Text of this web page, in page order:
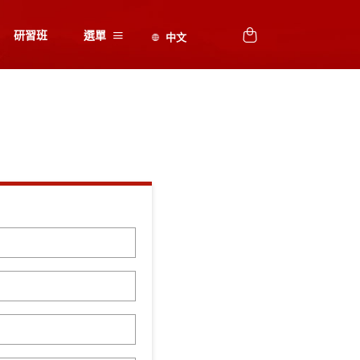
研習班 選單